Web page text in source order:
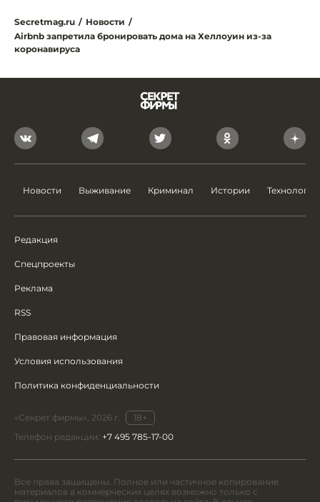
Secretmag.ru / Новости /
Airbnb запретила бронировать дома на Хеллоуин из-за
коронавируса
Новости Выживание Криминал Истории Технологии
Редакция
Спецпроекты
Реклама
RSS
Правовая информация
Условия использования
Политика конфиденциальности
«Секрет фирмы», 2026 г.
18+
Телефон редакции: +7 495 785-17-00
Все права защищены. Полное или частичное копирование
материалов в коммерческих целях возможно только с